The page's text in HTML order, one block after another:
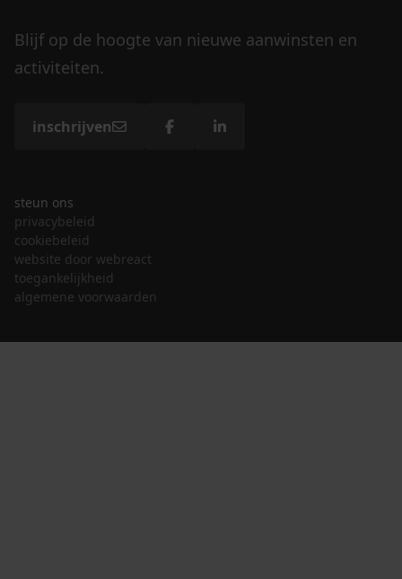
Blijf op de hoogte van nieuwe aanwinsten en
activiteiten.
inschrijven
steun ons
privacybeleid
cookiebeleid
website door webreact
toegankelijkheid
algemene voorwaarden